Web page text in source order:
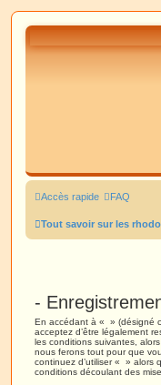
Accès rapide FAQ
Tout savoir sur les
-
En accédant à « » (désigné
acceptez d’être légalement
les conditions suivantes,
nous ferons tout pour que
continuez d’utiliser « » alors
conditions découlant des